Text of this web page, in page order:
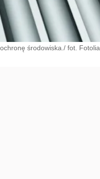
środowiska./ fot. Fotolia